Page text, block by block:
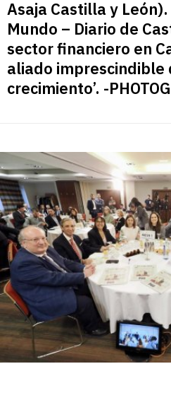
Asaja Castilla y
Mundo – Diario de
sector financiero en
aliado imprescindible
crecimiento’. -